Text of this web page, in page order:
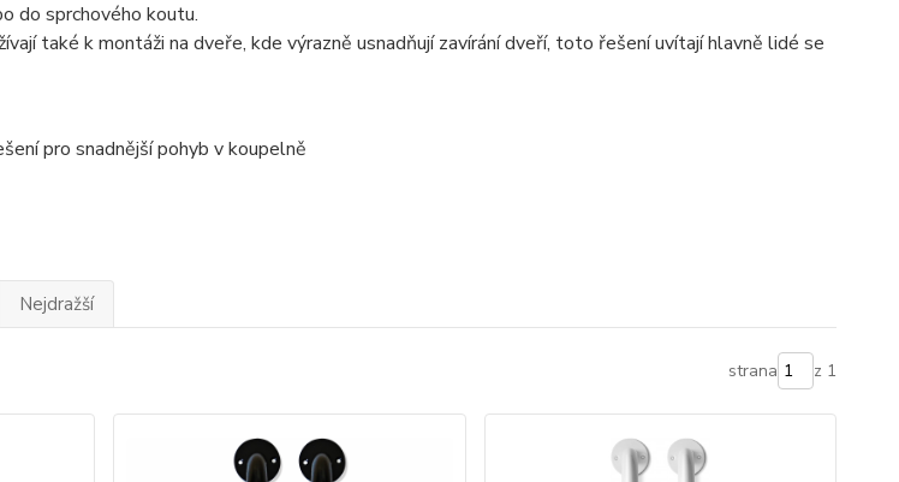
do sprchového koutu.
také k montáži na dveře, kde výrazně usnadňují zavírání dveří, toto řešení uvítají hlavně lidé se
pro snadnější pohyb v koupelně
Nejdražší
strana z 1